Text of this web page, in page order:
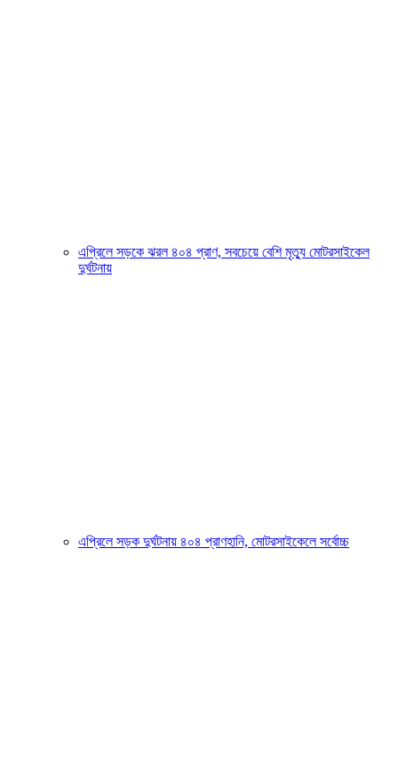
এপ্রিলে সড়কে ঝরল ৪০৪ প্রাণ, সবচেয়ে বেশি মৃত্যু মোটরসাইকেল
দুর্ঘটনায়
এপ্রিলে সড়ক দুর্ঘটনায় ৪০৪ প্রাণহানি, মোটরসাইকেলে সর্বোচ্চ